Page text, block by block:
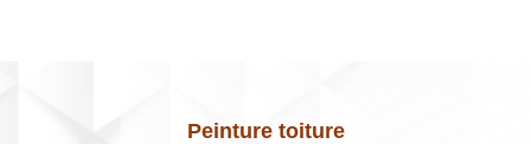
Peinture toiture